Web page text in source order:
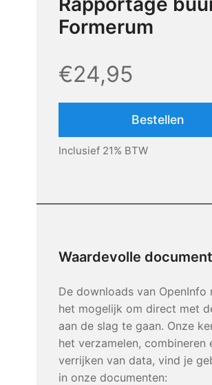
Formerum
€24,95
Bestellen
Inclusief 21% BTW
Waardevolle
De downloads van OpenInfo
het mogelijk om direct met
aan de slag te gaan. Onze
het verzamelen, combineren
verrijken van data, vind je
in onze documenten: